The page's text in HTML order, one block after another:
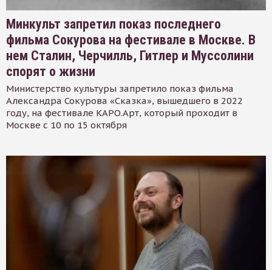
Минкульт запретил показ последнего
фильма Сокурова на фестивале в Москве. В
нем Сталин, Черчилль, Гитлер и Муссолини
спорят о жизни
Министерство культуры запретило показ фильма
Александра Сокурова «Сказка», вышедшего в 2022
году, на фестивале КАРО.Арт, который проходит в
Москве с 10 по 15 октября